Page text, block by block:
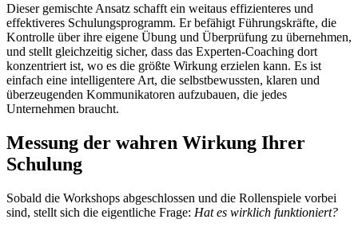
Dieser gemischte Ansatz schafft ein weitaus effizienteres und
effektiveres Schulungsprogramm. Er befähigt Führungskräfte, die
Kontrolle über ihre eigene Übung und Überprüfung zu übernehmen,
und stellt gleichzeitig sicher, dass das Experten-Coaching dort
konzentriert ist, wo es die größte Wirkung erzielen kann. Es ist
einfach eine intelligentere Art, die selbstbewussten, klaren und
überzeugenden Kommunikatoren aufzubauen, die jedes
Unternehmen braucht.
Messung der wahren Wirkung Ihrer
Schulung
Sobald die Workshops abgeschlossen und die Rollenspiele vorbei
sind, stellt sich die eigentliche Frage: Hat es wirklich funktioniert?